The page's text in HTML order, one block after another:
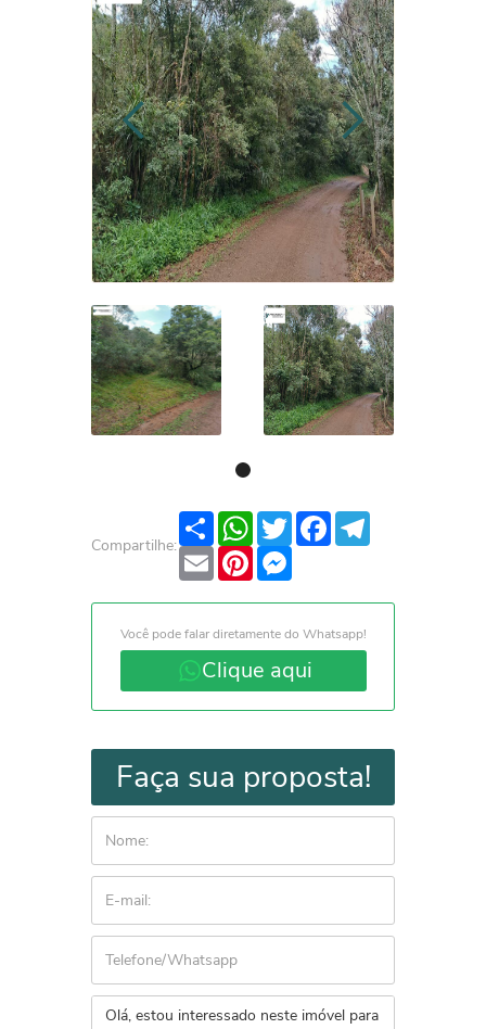
Compartilhe:
Share WhatsApp
TwitterFacebook
Email Pinterest
Você pode falar diretamente do Whatsapp!
Clique aqui
Faça sua proposta!